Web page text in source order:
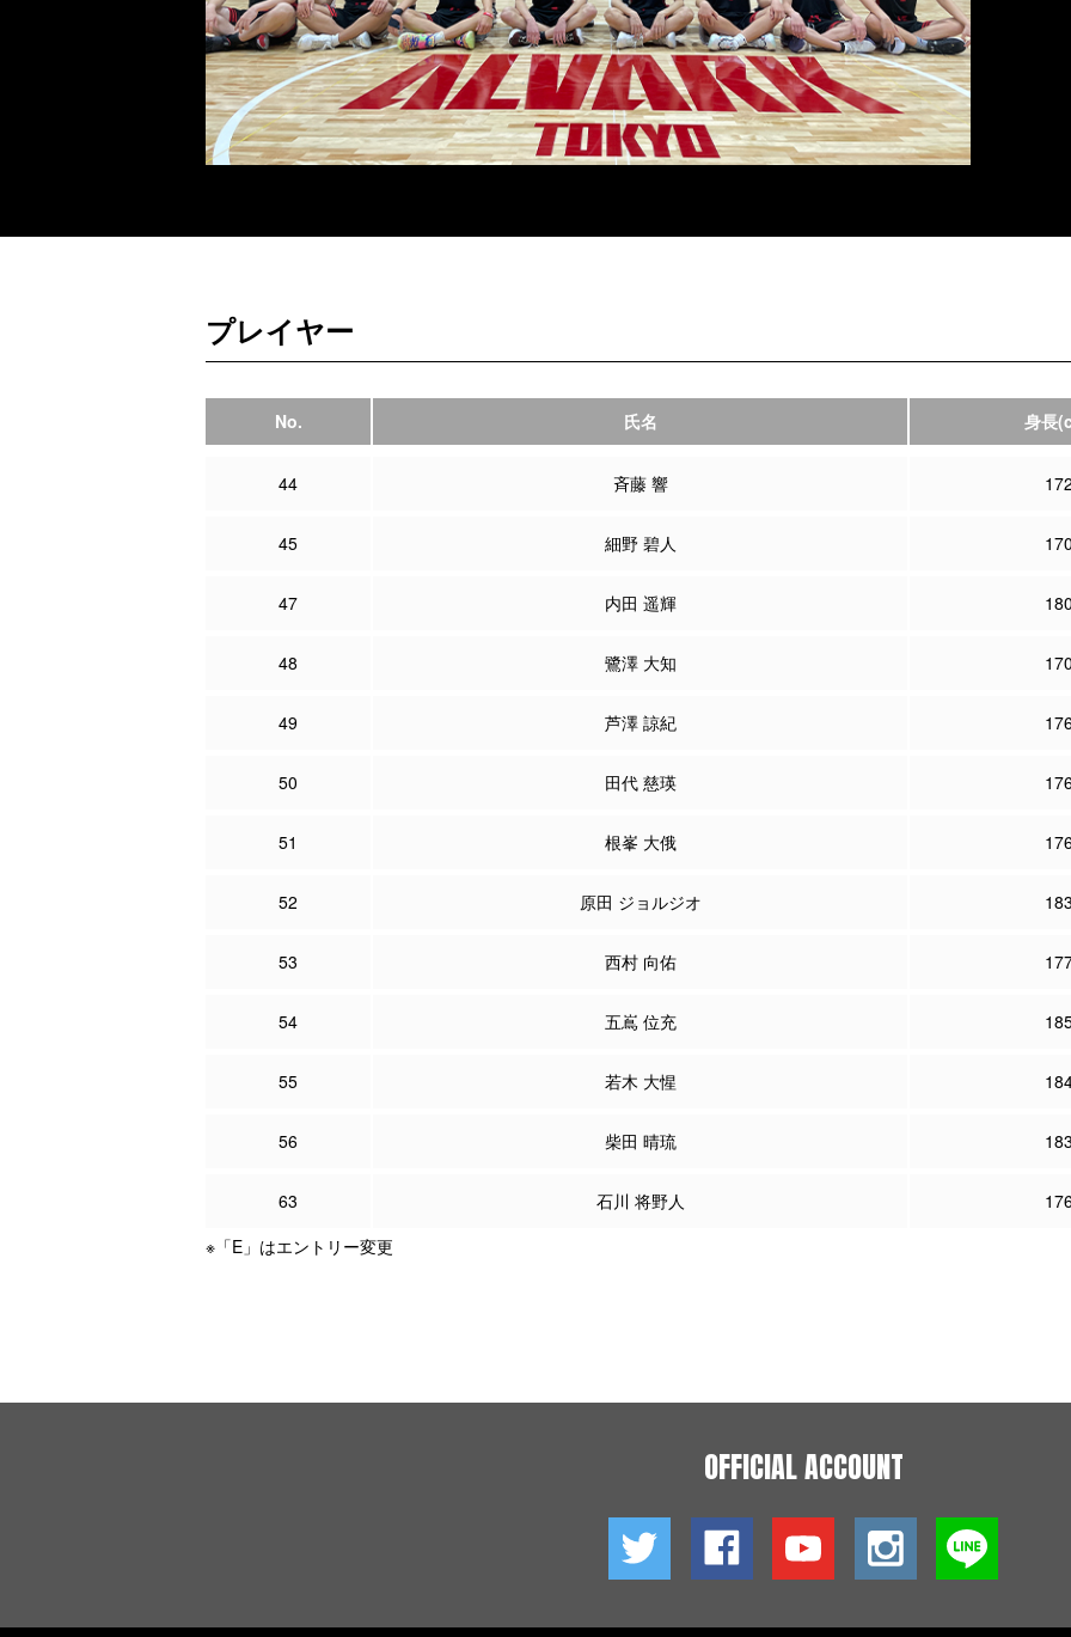
プレイヤー
No. 氏名 身長
44 斉藤 響 172
45 細野 碧人 170
47 内田 遥輝 180
48 鷺澤 大知 170
49 芦澤 諒紀
50 田代 慈瑛
51 根峯 大俄
52 原田 ジョルジオ 183
53 西村 向佑
54 五嶌 位充
55 若木 大惺
56 柴田 晴琉 183
63 石川 将野人
※「E」はエントリー変更
OFFICIAL ACCOUNT